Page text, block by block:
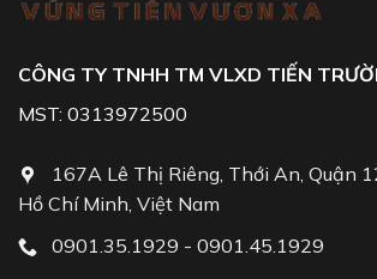
CÔNG TY TNHH TM VLXD TIẾN
MST: 0313972500
167A Lê Thị Riêng, Thới An, Quận
Hồ Chí Minh, Việt Nam
0901.35.1929 - 0901.45.1929